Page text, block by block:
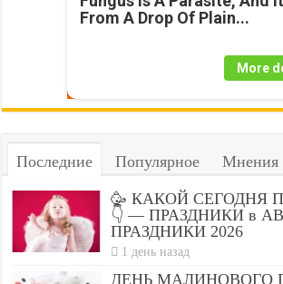
From A Drop Of Plain...
More
Последние Популярное Мнения
🥳 КАКОЙ СЕГОДНЯ
👇 — ПРАЗДНИКИ в
ПРАЗДНИКИ 2026
1 день назад
ДЕНЬ МАЛИНОВОГО